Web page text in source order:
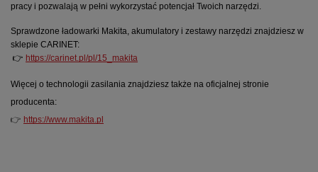
pracy i pozwalają w pełni wykorzystać potencjał Twoich narzędzi.
Sprawdzone ładowarki Makita, akumulatory i zestawy narzędzi znajdziesz w
sklepie CARINET:
👉 https://carinet.pl/pl/15_makita
Więcej o technologii zasilania znajdziesz także na oficjalnej stronie
producenta:
👉 https://www.makita.pl